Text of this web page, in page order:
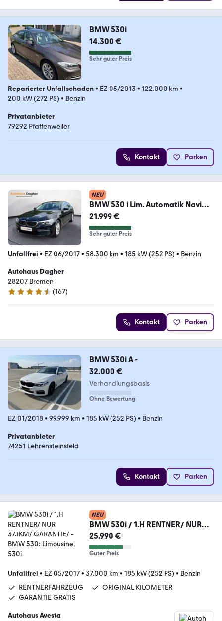
BMW 530i
14.300 €
Sehr guter Preis
Reparierter Unfallschaden• EZ 05/2013 • 122.000 km •
200 kW (272 PS) • Benzin
Privatanbieter
79292 Pfaffenweiler
Kontakt Parken
NEU
BMW 530 i Lim. Automatik Navi
Tempomat AHK
21.999 €
Sehr guter Preis
Unfallfrei • EZ 06/2017• 58.300 km • 185 kW (252 PS) • Benzin
Autohaus Dagher
28207 Bremen
4.7 Sterne
(167)
Kontakt Parken
BMW 530i A -
32.000 €
Verhandlungsbasis
Ohne Bewertung
EZ 01/2018• 99.999 km • 185 kW (252 PS) • Benzin
Privatanbieter
74251 Lehrensteinsfeld
Kontakt Parken
NEU
BMW 530i / 1.H RENTNER/ NUR
37.tKM/ GARANTIE/
25.990 €
Guter Preis
Unfallfrei • EZ 05/2017• 37.000 km • 185 kW (252 PS) • Benzin
RENTNERFAHRZEUG
ORIGINAL KILOMETER
GARANTIE GRATIS
Autohaus Avesta